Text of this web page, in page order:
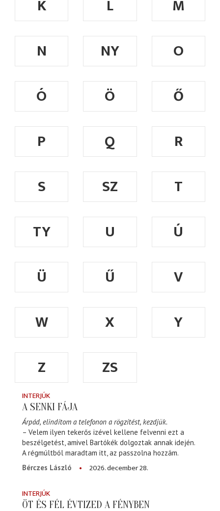
K L
M
N
NY
O
Ó
Ö
Ő
P
Q
R
S
SZ
T
TY
U
Ú
Ü
Ű
V
W
X
Y
Z
ZS
INTERJÚK
A SENKI FÁJA
Árpád, elindítom a telefonon a rögzítést, kezdjük.
– Velem ilyen tekerős izével kellene felvenni ezt a
beszélgetést, amivel Bartókék dolgoztak annak idején.
A régmúltból maradtam itt, az passzolna hozzám.
Bérczes László
2026. december 28.
INTERJÚK
ÖT ÉS FÉL ÉVTIZED A FÉNYBEN